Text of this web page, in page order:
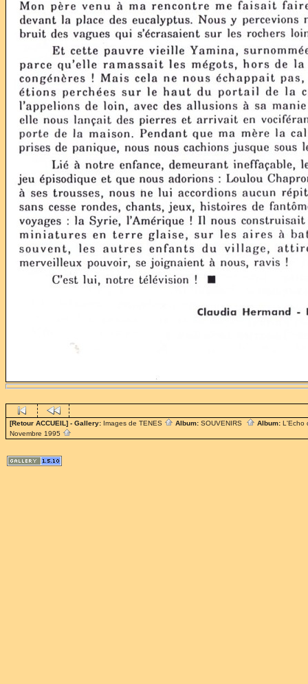
[Retour ACCUEIL] - Gallery: Images de TENES Album: SOUVENIRS Album: L'Echo
Novembre 1995